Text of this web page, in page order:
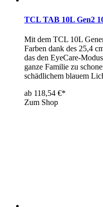
TCL TAB 10L Gen2
Mit dem TCL 10L
Farben dank des 25,4
das den EyeCare-
ganze Familie zu
schädlichem blauem
ab 118,54 €*
Zum Shop